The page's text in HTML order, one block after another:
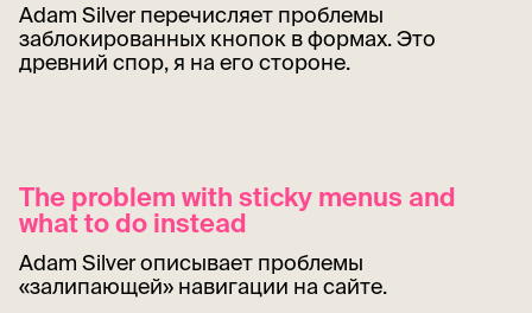
Adam Silver перечисляет проблемы
заблокированных кнопок в формах. Это
древний спор, я на его стороне.
The problem with sticky menus and
what to do instead
Adam Silver описывает проблемы
«залипающей» навигации на сайте.